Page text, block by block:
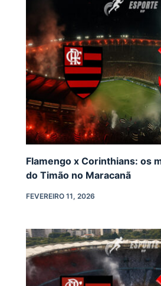
Flamengo x Corinthians: os
do Timão no Maracanã
FEVEREIRO 11, 2026